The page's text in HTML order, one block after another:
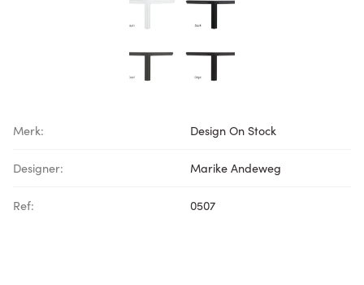
Merk: Design On Stock
Designer: Marike Andeweg
Ref: 0507